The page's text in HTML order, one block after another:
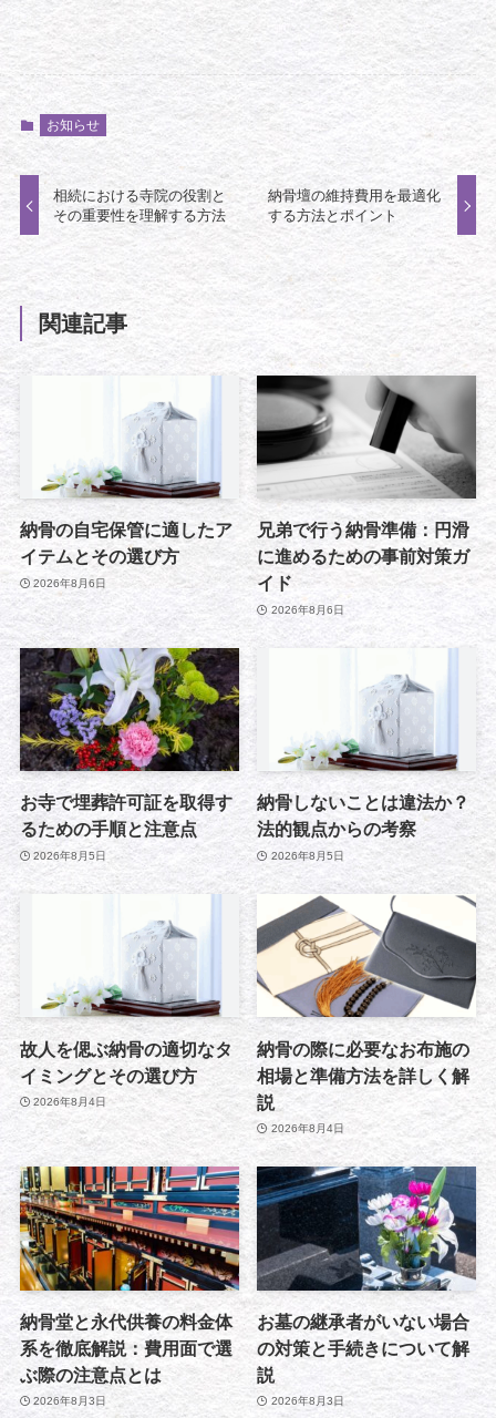
お知らせ
相続における寺院の役割と
その重要性を理解する方法
納骨壇の維持費用を最適化
する方法とポイント
関連記事
納骨の自宅保管に適したア
イテムとその選び方
2026年8月6日
兄弟で行う納骨準備：円滑
に進めるための事前対策ガ
イド
2026年8月6日
お寺で埋葬許可証を取得す
るための手順と注意点
2026年8月5日
納骨しないことは違法か？
法的観点からの考察
2026年8月5日
故人を偲ぶ納骨の適切なタ
イミングとその選び方
2026年8月4日
納骨の際に必要なお布施の
相場と準備方法を詳しく解
説
2026年8月4日
納骨堂と永代供養の料金体
系を徹底解説：費用面で選
ぶ際の注意点とは
2026年8月3日
お墓の継承者がいない場合
の対策と手続きについて解
説
2026年8月3日